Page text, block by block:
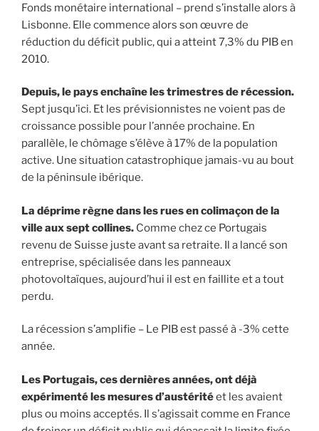
Fonds monétaire international – prend s’installe alors à
Lisbonne. Elle commence alors son œuvre de
réduction du déficit public, qui a atteint 7,3% du PIB en
2010.
Depuis, le pays enchaîne les trimestres de récession.
Sept jusqu’ici. Et les prévisionnistes ne voient pas de
croissance possible pour l’année prochaine. En
parallèle, le chômage s’élève à 17% de la population
active. Une situation catastrophique jamais-vu au bout
de la péninsule ibérique.
La déprime règne dans les rues en colimaçon de la
ville aux sept collines. Comme chez ce Portugais
revenu de Suisse juste avant sa retraite. Il a lancé son
entreprise, spécialisée dans les panneaux
photovoltaïques, aujourd’hui il est en faillite et a tout
perdu.
La récession s’amplifie – Le PIB est passé à -3% cette
année.
Les Portugais, ces dernières années, ont déjà
expérimenté les mesures d’austéritéet les avaient
plus ou moins acceptés. Il s’agissait comme en France